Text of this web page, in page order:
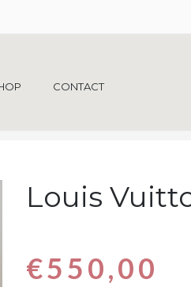
CONTACT
Louis
€550,00